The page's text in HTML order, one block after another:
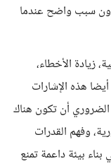
سبب واضح عندما
زيادة الأخطاء،
هذه الإشارات
الضروري أن تكون هناك
وفهم القدرات
بيئة داعمة تمنع